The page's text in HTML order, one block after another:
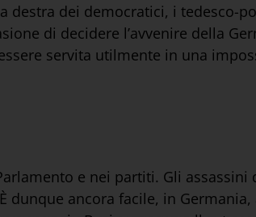
destra dei democratici, i tedesco-
di decidere l’avvenire della
servita utilmente in una
e nei partiti. Gli
ancora facile, in